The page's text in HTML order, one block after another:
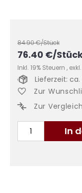
84.90€/Stück
76.40 €/
Inkl. 19% Steuern , exkl.
In
Lieferzeit:
Zur
Zur